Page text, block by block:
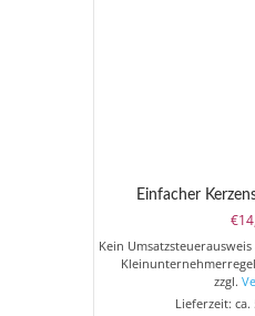
Einfacher
€
Kein
zzgl.
Lieferzeit: ca.